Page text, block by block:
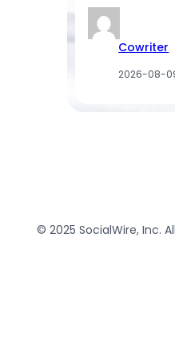
Cowriter
2026-08-
© 2025 SocialWire, Inc.